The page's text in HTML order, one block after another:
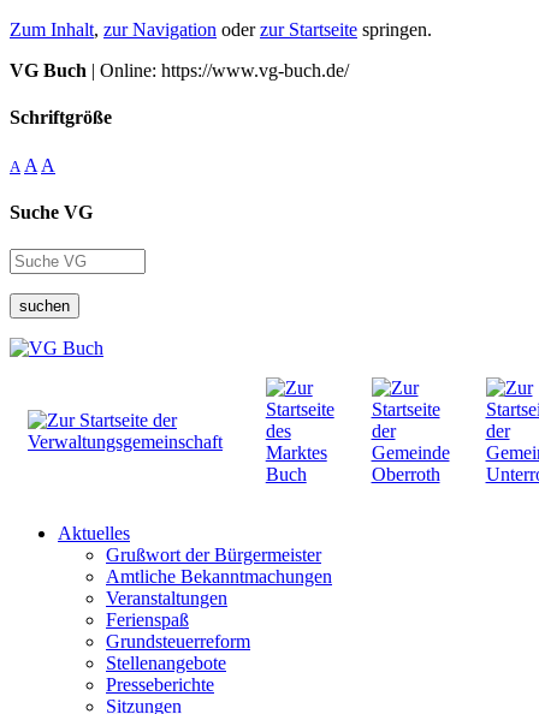
Zum Inhalt, zur Navigation oderzur Startseite springen.
VG Buch | Online: https://www.vg-buch.de/
Schriftgröße
A A A
Suche VG
suchen
Aktuelles
Grußwort der Bürgermeister
Amtliche Bekanntmachungen
Veranstaltungen
Ferienspaß
Grundsteuerreform
Stellenangebote
Presseberichte
Sitzungen